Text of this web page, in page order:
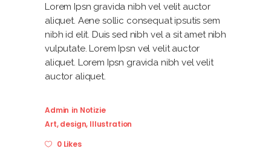
Lorem Ipsn gravida nibh vel velit auctor
aliquet. Aene sollic consequat ipsutis sem
nibh id elit. Duis sed nibh vel a sit amet nibh
vulputate. Lorem Ipsn vel velit auctor
aliquet. Lorem Ipsn gravida nibh vel velit
auctor aliquet.
Admin in Notizie
Art,design, Illustration
0 Likes